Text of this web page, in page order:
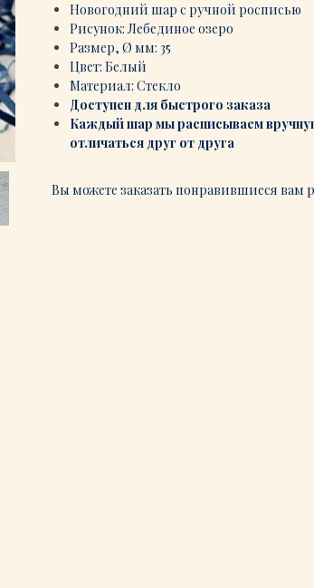
Новогодний шар с ручной росписью
Рисунок:Лебединое озеро
Размер, Ø мм: 35
Цвет: Белый
Материал: Стекло
Доступен для быстрого заказа
Каждый шар мы расписываем
отличаться друг от друга
Вы можете заказать понравившиеся вам